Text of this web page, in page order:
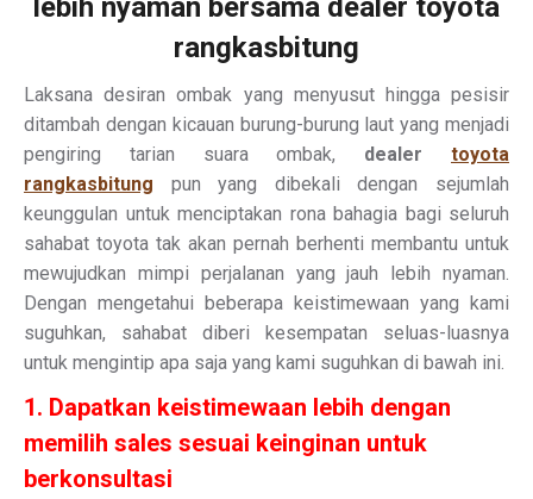
lebih nyaman bersama dealer toyota
rangkasbitung
Laksana desiran ombak yang menyusut hingga pesisir
ditambah dengan kicauan burung-burung laut yang menjadi
pengiring tarian suara ombak, dealertoyota
rangkasbitung pun yang dibekali dengan sejumlah
keunggulan untuk menciptakan rona bahagia bagi seluruh
sahabat toyota tak akan pernah berhenti membantu untuk
mewujudkan mimpi perjalanan yang jauh lebih nyaman.
Dengan mengetahui beberapa keistimewaan yang kami
suguhkan, sahabat diberi kesempatan seluas-luasnya
untuk mengintip apa saja yang kami suguhkan di bawah ini.
1. Dapatkan keistimewaan lebih dengan
memilih sales sesuai keinginan untuk
berkonsultasi